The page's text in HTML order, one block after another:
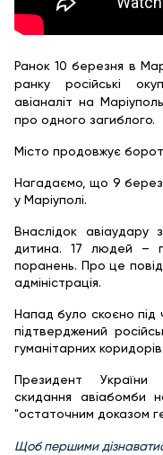
Ранок 10 березня в
ранку російські
авіаналіт на
про одного загиблого.
Місто продовжує
Нагадаємо, що 9
у Маріуполі.
Внаслідок
дитина. 17 людей –
поранень. Про це
адміністрація.
Напад було скоєно під
підтверджений
гуманітарних коридорів.
Президент України
скидання авіабомби
"остаточним доказом
Щоб першими